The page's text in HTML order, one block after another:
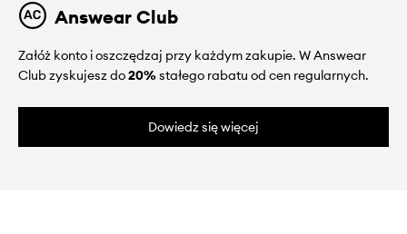
Answear Club
Załóż konto i oszczędzaj przy każdym zakupie. W Answear
Club zyskujesz do20%stałego rabatu od cen regularnych.
Dowiedz się więcej